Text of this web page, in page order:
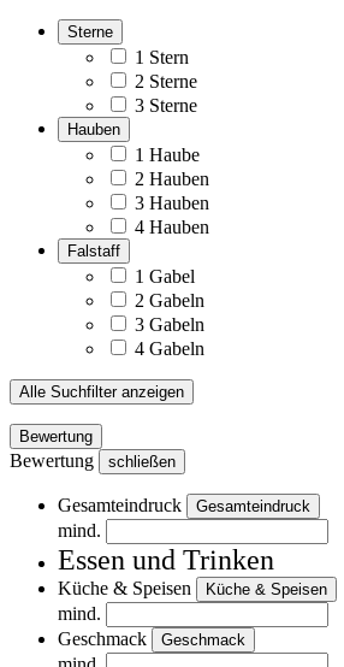
Sterne
1 Stern
2 Sterne
3 Sterne
Hauben
1 Haube
2 Hauben
3 Hauben
4 Hauben
Falstaff
1 Gabel
2 Gabeln
3 Gabeln
4 Gabeln
Alle Suchfilter anzeigen
Bewertung
Bewertung schließen
Gesamteindruck Gesamteindruck
mind.
Essen und Trinken
Küche & Speisen Küche & Speisen
mind.
Geschmack
Geschmack